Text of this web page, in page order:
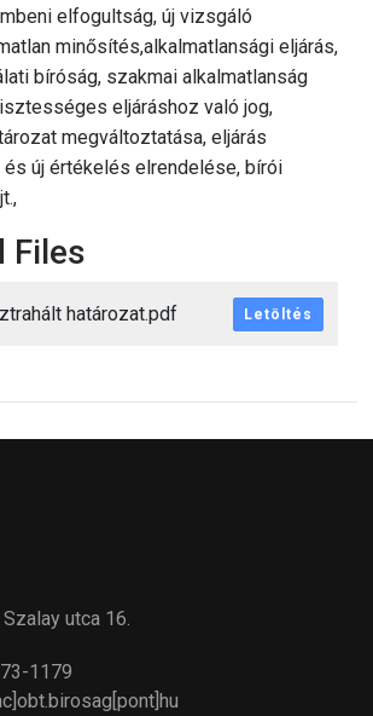
elfogultság, új vizsgáló
minősítés,alkalmatlansági eljárás,
bíróság, szakmai alkalmatlanság
eljáráshoz való jog,
megváltoztatása, eljárás
új értékelés elrendelése, bírói
Files
határozat.pdf Letöltés
utca 16.
1179